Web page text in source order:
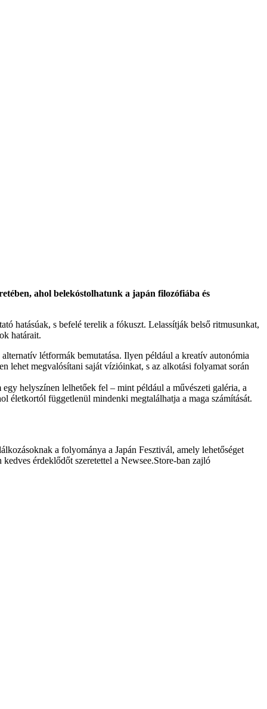
ahol belekóstolhatunk a japán filozófiába és
hatásúak, s befelé terelik a fókuszt. Lelassítják belső ritmusunkat,
határait.
létformák bemutatása. Ilyen például a kreatív autonómia
lehet megvalósítani saját vízióinkat, s az alkotási folyamat során
helyszínen lelhetőek fel – mint például a művészeti galéria, a
életkortól függetlenül mindenki megtalálhatja a maga számítását.
a folyománya a Japán Fesztivál, amely lehetőséget
érdeklődőt szeretettel a Newsee.Store-ban zajló